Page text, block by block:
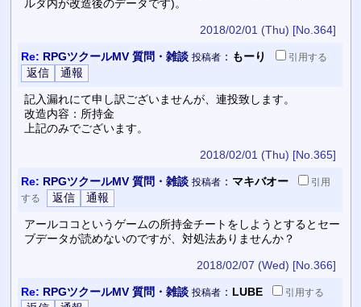
ルダ内が改造後のデータです)。
2018/02/01 (Thu) [No.364]
Re: RPGツクールMV 質問・雑談 投稿者： もーり 引用する
記入漏れにて申し訳ございませんが、連投致します。
改造内容：所持金
上記のみでございます。
2018/02/01 (Thu) [No.365]
Re: RPGツクールMV 質問・雑談 投稿者： マキバオー
引用
する
アールココというゲームの所持金チートをしようとするとセー
ブデータが読めないのですが、対処法ありませんか？
2018/02/07 (Wed) [No.366]
Re: RPGツクールMV 質問・雑談 投稿者： LUBE 引用する